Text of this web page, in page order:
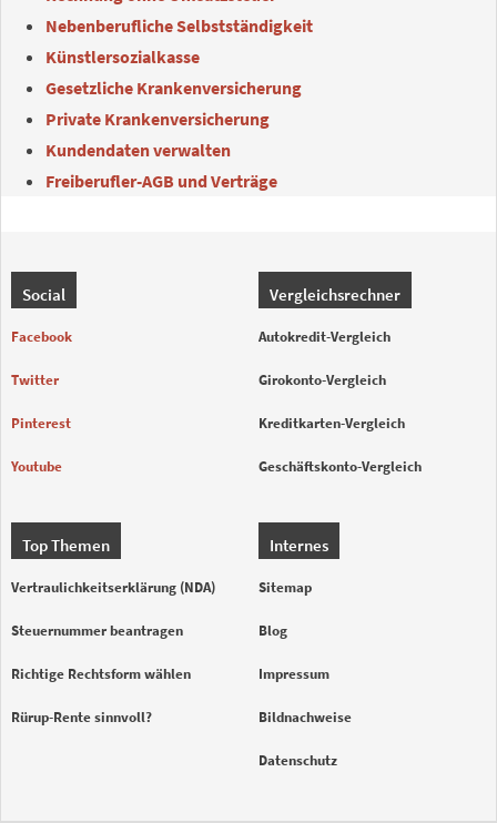
Nebenberufliche Selbstständigkeit
Künstlersozialkasse
Gesetzliche Krankenversicherung
Private Krankenversicherung
Kundendaten verwalten
Freiberufler-AGB und Verträge
Social
Facebook
Twitter
Pinterest
Youtube
Vergleichsrechner
Autokredit-Vergleich
Girokonto-Vergleich
Kreditkarten-Vergleich
Geschäftskonto-Vergleich
Top Themen
Vertraulichkeitserklärung (NDA)
Steuernummer beantragen
Richtige Rechtsform wählen
Rürup-Rente sinnvoll?
Internes
Sitemap
Blog
Impressum
Bildnachweise
Datenschutz